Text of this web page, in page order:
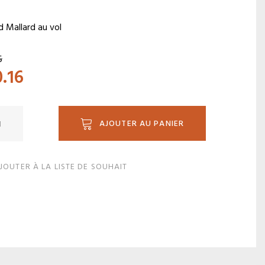
Mallard au vol
AJOUTER AU PANIER
À LA LISTE DE SOUHAIT